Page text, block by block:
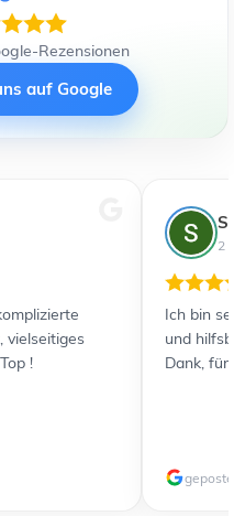
Rezensionen
auf Google
!
2
Ich bin
und
Dank, für